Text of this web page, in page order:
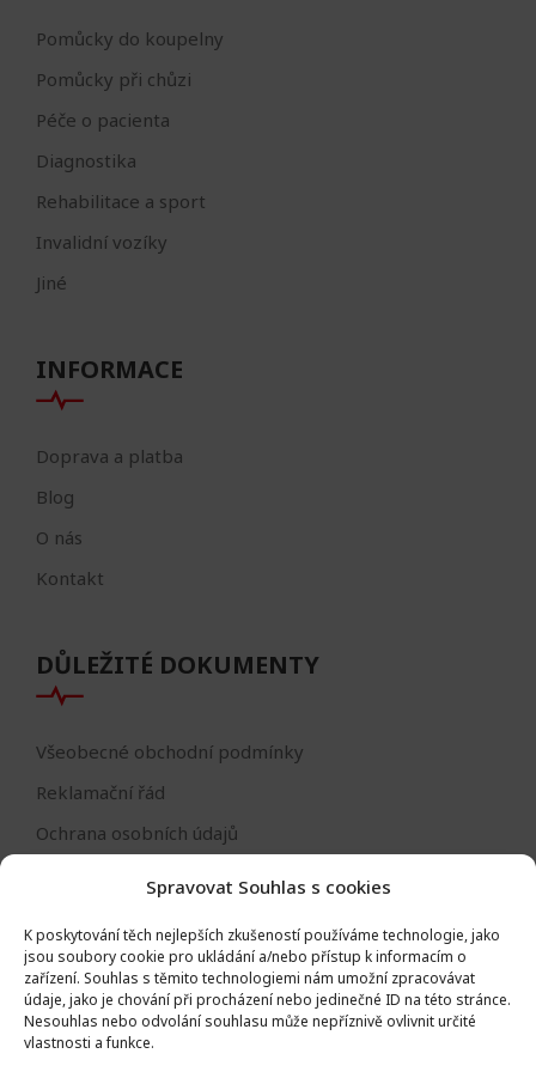
Spravovat Souhlas s cookies
K poskytování těch nejlepších zkušeností používáme technologie, jako
jsou soubory cookie pro ukládání a/nebo přístup k informacím o
zařízení. Souhlas s těmito technologiemi nám umožní zpracovávat
údaje, jako je chování při procházení nebo jedinečné ID na této stránce.
Nesouhlas nebo odvolání souhlasu může nepříznivě ovlivnit určité
vlastnosti a funkce.
Pomůcky do koupelny
Pomůcky při chůzi
Péče o pacienta
Diagnostika
Rehabilitace a sport
Invalidní vozíky
Jiné
INFORMACE
Doprava a platba
Blog
O nás
Kontakt
DŮLEŽITÉ DOKUMENTY
Všeobecné obchodní podmínky
Reklamační řád
Ochrana osobních údajů
Formulář - odstoupení od smlouvy
Odstoupení od smlouvy